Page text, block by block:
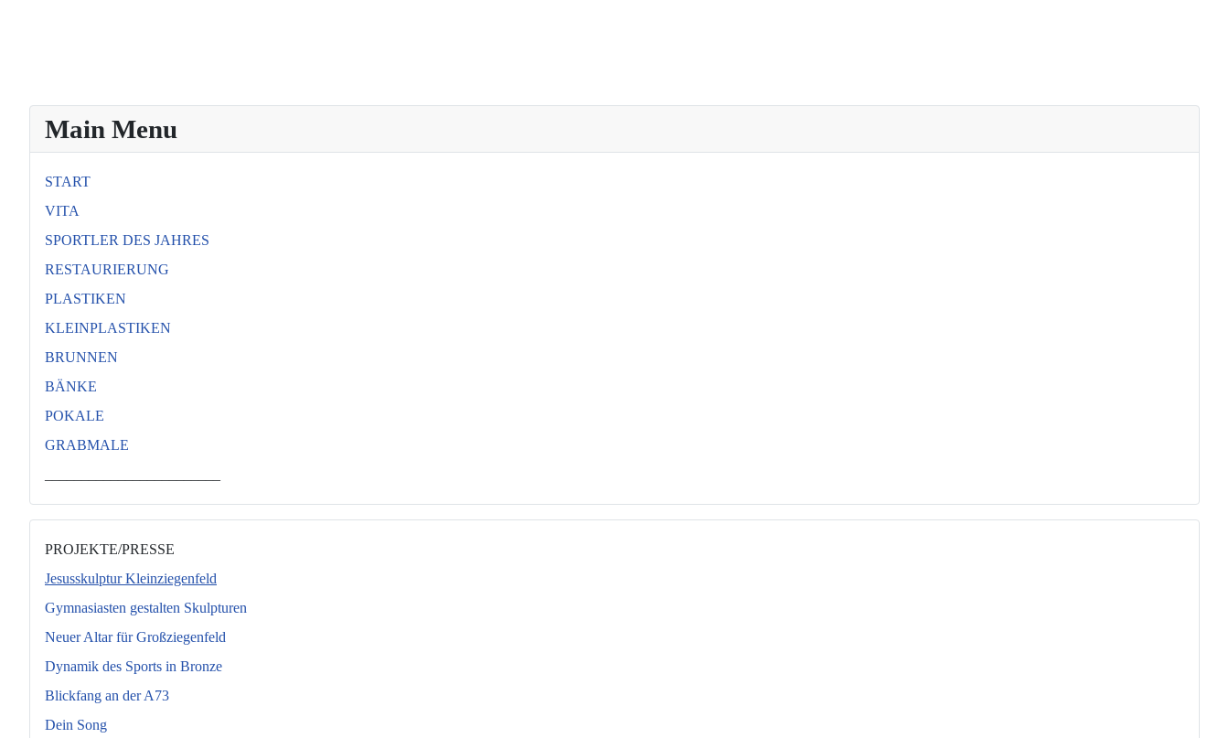
Main Menu
START
VITA
SPORTLER DES JAHRES
RESTAURIERUNG
PLASTIKEN
KLEINPLASTIKEN
BRUNNEN
BÄNKE
POKALE
GRABMALE
PROJEKTE/PRESSE
Jesusskulptur Kleinziegenfeld
Gymnasiasten gestalten Skulpturen
Neuer Altar für Großziegenfeld
Dynamik des Sports in Bronze
Blickfang an der A73
Dein Song